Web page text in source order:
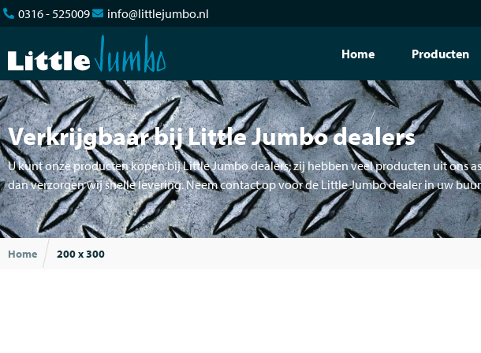
0316 - 525009 info@littlejumbo.nl
Home Producten
Verkrijgbaar bij Little Jumbo dealers
U kunt onze producten kopen bij Little Jumbo dealers; zij hebben veel producten uit ons
dan verzorgen wij snelle levering. Neem contact op voor de Little Jumbo dealer in uw
Home 200 x 300